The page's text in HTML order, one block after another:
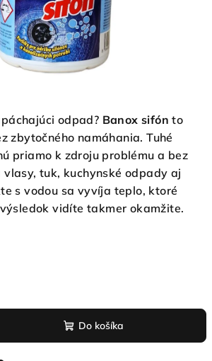
odpad? Banox sifón to
zbytočného namáhania. Tuhé
priamo k zdroju problému a bez
tuk, kuchynské odpady aj
s vodou sa vyvíja teplo, ktoré
vidíte takmer okamžite.
Do košíka